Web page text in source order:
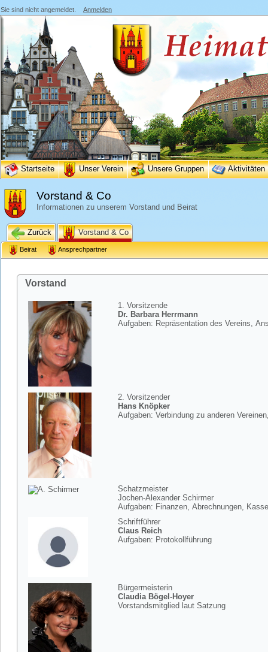
Sie sind nicht angemeldet. Anmelden
Startseite Unser Verein Unsere Gruppen Aktivitäten
Vorstand & Co
Informationen zu unserem Vorstand und Beirat
Zurück Vorstand & Co
Beirat Ansprechpartner
Vorstand
1. Vorsitzende
Dr. Barbara Herrmann
Aufgaben: Repräsentation des Vereins,
2. Vorsitzender
Hans Knöpker
Aufgaben: Verbindung zu anderen
Schatzmeister
Jochen-Alexander Schirmer
Aufgaben: Finanzen, Abrechnungen,
Schriftführer
Claus Reich
Aufgaben: Protokollführung
Bürgermeisterin
Claudia Bögel-Hoyer
Vorstandsmitglied laut Satzung